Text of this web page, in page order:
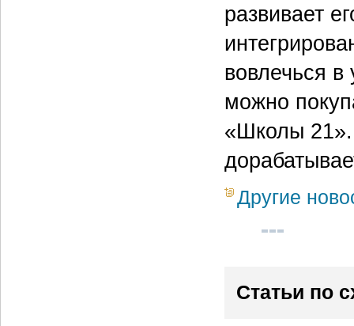
развивает
вовлечься
можно
«Школы 21».
Другие
Статьи по